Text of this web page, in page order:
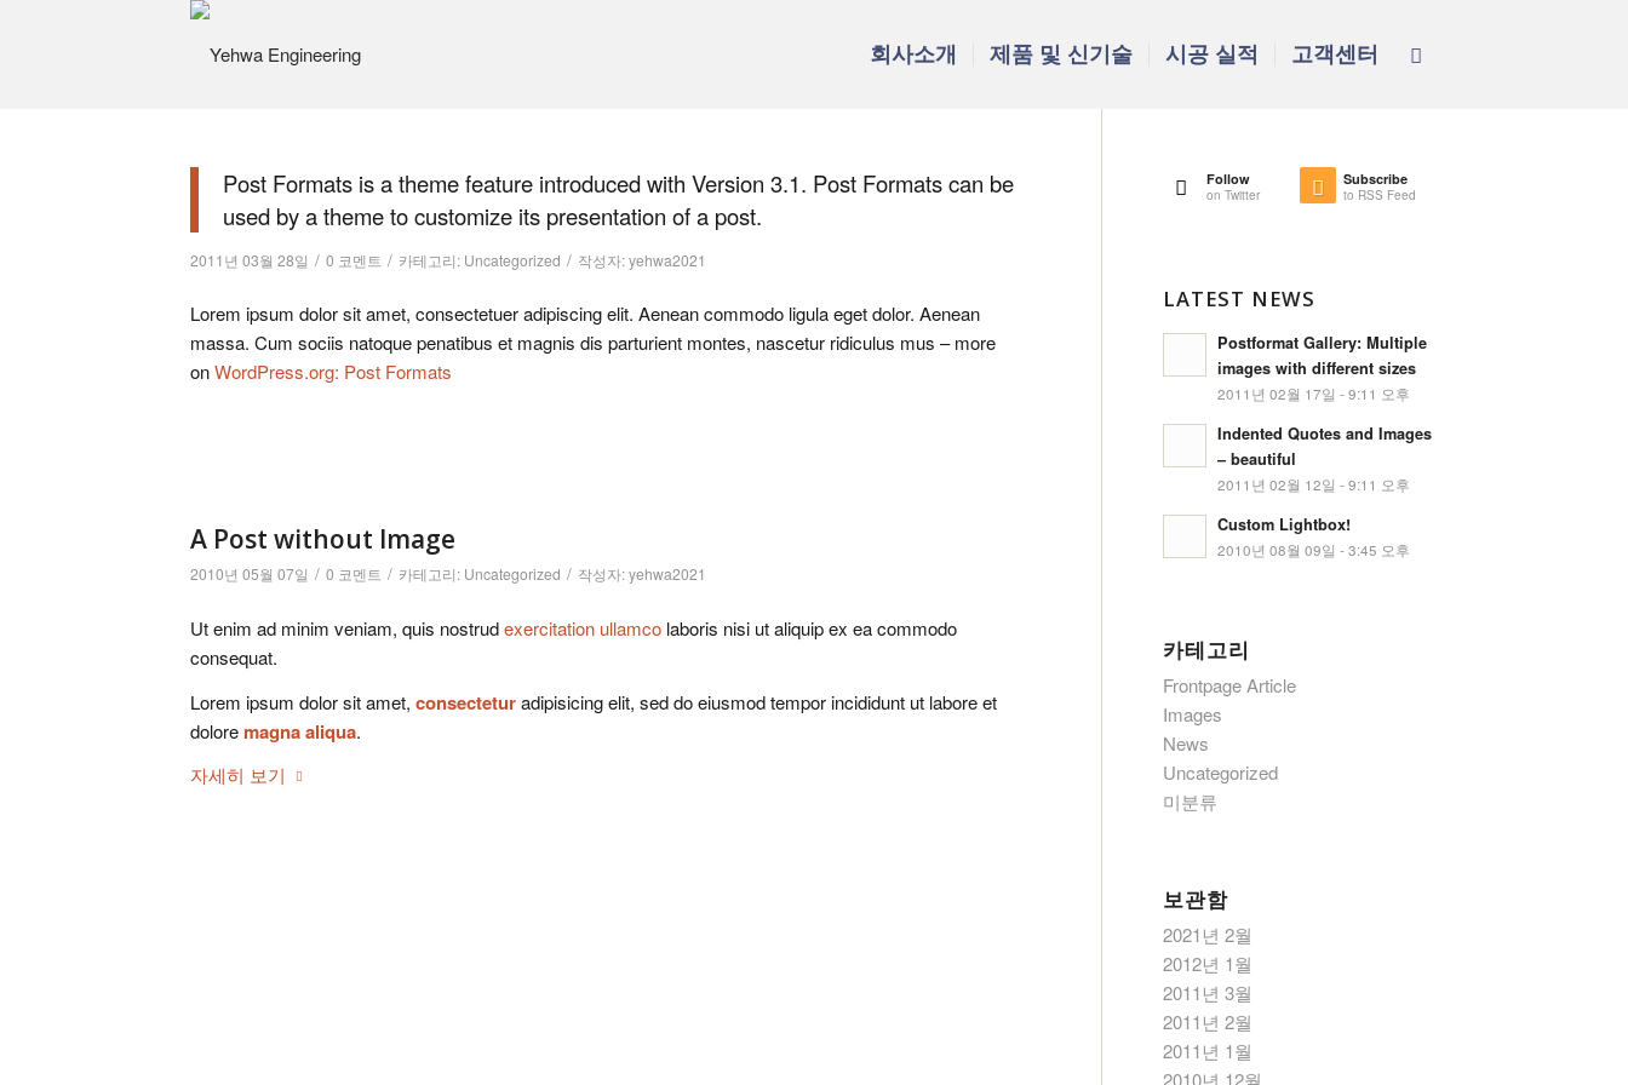
회사소개 제품 및 신기술 시공 실적 고객센터
Post Formats is a theme feature introduced with Version 3.1. Post Formats can be
used by a theme to customize its presentation of a post.
2011년 03월 28일 / 0 코멘트 / 카테고리: Uncategorized / 작성자:yehwa2021
Lorem ipsum dolor sit amet, consectetuer adipiscing elit. Aenean commodo ligula eget dolor. Aenean
massa. Cum sociis natoque penatibus et magnis dis parturient montes, nascetur ridiculus mus – more
onWordPress.org: Post Formats
A Post without Image
2010년 05월 07일 / 0 코멘트 / 카테고리: Uncategorized / 작성자:yehwa2021
Ut enim ad minim veniam, quis nostrudexercitation ullamco laboris nisi ut aliquip ex ea commodo
consequat.
Lorem ipsum dolor sit amet, consecteturadipisicing elit, sed do eiusmod tempor incididunt ut labore et
dolore magna aliqua.
자세히 보기
Follow
on Twitter
Subscribe
to RSS Feed
LATEST NEWS
Postformat Gallery: Multiple
images with different sizes
2011년 02월 17일 - 9:11 오후
Indented Quotes and Images
– beautiful
2011년 02월 12일 - 9:11 오후
Custom Lightbox!
2010년 08월 09일 - 3:45 오후
카테고리
Frontpage Article
Images
News
Uncategorized
미분류
보관함
2021년 2월
2012년 1월
2011년 3월
2011년 2월
2011년 1월
2010년 12월